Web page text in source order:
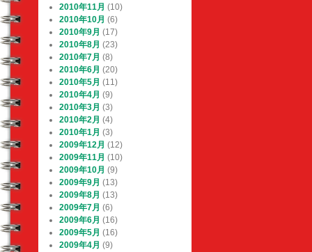
2010年11月 (10)
2010年10月 (6)
2010年9月 (17)
2010年8月 (23)
2010年7月 (8)
2010年6月 (20)
2010年5月 (11)
2010年4月 (9)
2010年3月 (3)
2010年2月 (4)
2010年1月 (3)
2009年12月 (12)
2009年11月 (10)
2009年10月 (9)
2009年9月 (13)
2009年8月 (13)
2009年7月 (6)
2009年6月 (16)
2009年5月 (16)
2009年4月 (9)